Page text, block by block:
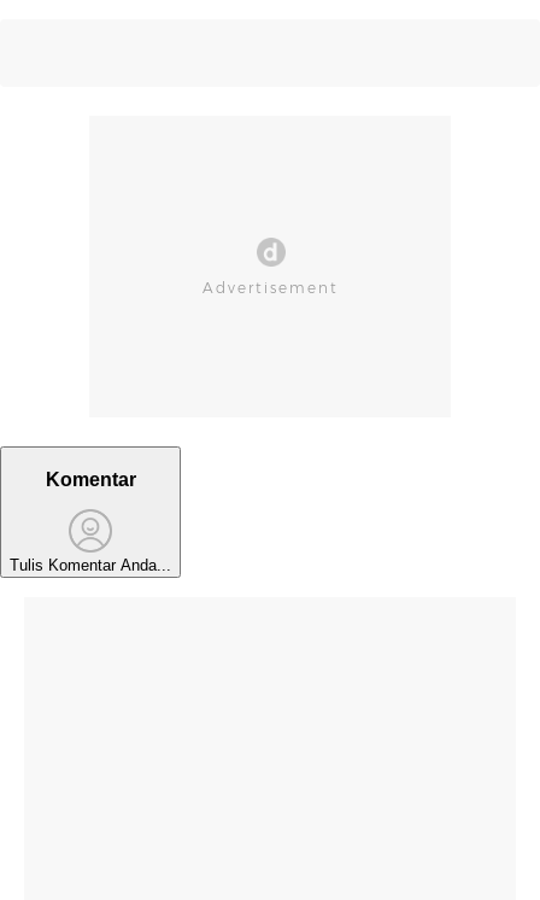
Komentar
Tulis Komentar Anda...